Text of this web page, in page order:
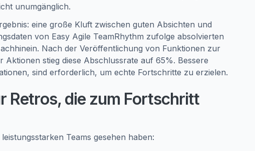
unumgänglich.
eine große Kluft zwischen guten Absichten und
von Easy Agile TeamRhythm zufolge absolvierten
Nach der Veröffentlichung von Funktionen zur
stieg diese Abschlussrate auf 65%. Bessere
sind erforderlich, um echte Fortschritte zu erzielen.
Retros, die zum Fortschritt
Teams gesehen haben: